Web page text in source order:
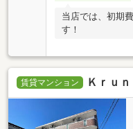
当店では、初期
す！
賃貸マンション Ｋｒｕ